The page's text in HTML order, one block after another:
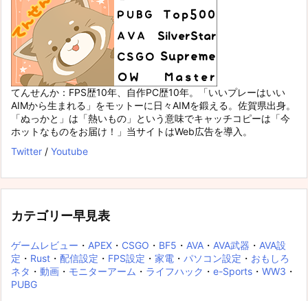
てんせんか：FPS歴10年、自作PC歴10年。「いいプレーはいい
AIMから生まれる」をモットーに日々AIMを鍛える。佐賀県出身。
「ぬっかと」は「熱いもの」という意味でキャッチコピーは「今
ホットなものをお届け！」当サイトはWeb広告を導入。
Twitter / Youtube
カテゴリー早見表
ゲームレビュー ・ APEX ・ CSGO ・ BF5 ・ AVA ・ AVA武器 ・ AVA設
定 ・ Rust ・ 配信設定 ・ FPS設定 ・ 家電 ・ パソコン設定 ・ おもしろ
ネタ ・ 動画 ・ モニターアーム ・ ライフハック ・ e-Sports ・ WW3 ・
PUBG